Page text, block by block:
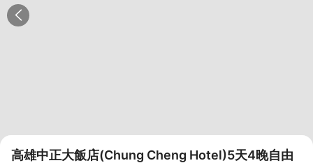
高雄中正大飯店(Chung Cheng Hotel)5天4晚自由